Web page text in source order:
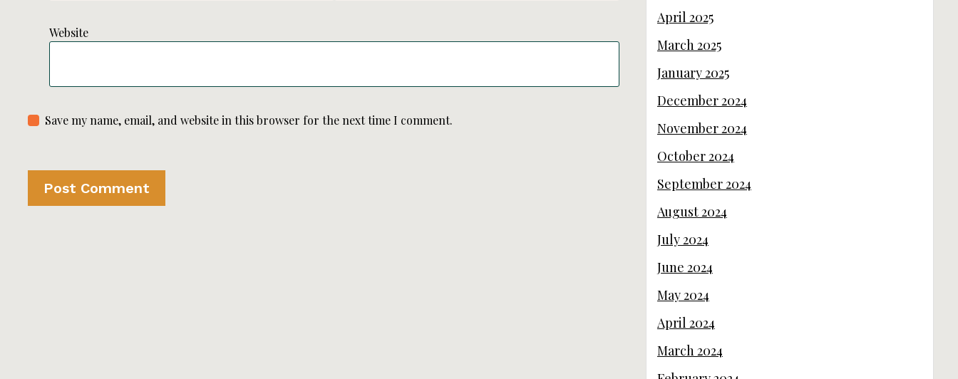
Website
Save my name, email, and website in this browser for the next time I comment.
April 2025
March 2025
January 2025
December 2024
November 2024
October 2024
September 2024
August 2024
July 2024
June 2024
May 2024
April 2024
March 2024